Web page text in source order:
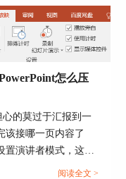
心的莫过于汇报到一
该接哪一页内容了
演讲者模式，这样
观众那边只显示正常
阅读全文 >